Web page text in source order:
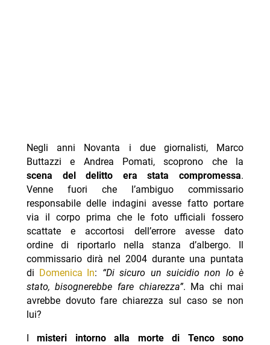
Negli anni Novanta i due giornalisti, Marco
Buttazzi e Andrea Pomati, scoprono che la
scena del delitto era stata compromessa.
Venne fuori che l’ambiguo commissario
responsabile delle indagini avesse fatto portare
via il corpo prima che le foto ufficiali fossero
scattate e accortosi dell’errore avesse dato
ordine di riportarlo nella stanza d’albergo. Il
commissario dirà nel 2004 durante una puntata
di Domenica In: “Di sicuro un suicidio non lo è
stato, bisognerebbe fare chiarezza”. Ma chi mai
avrebbe dovuto fare chiarezza sul caso se non
lui?
Imisteri intorno alla morte di Tenco sono